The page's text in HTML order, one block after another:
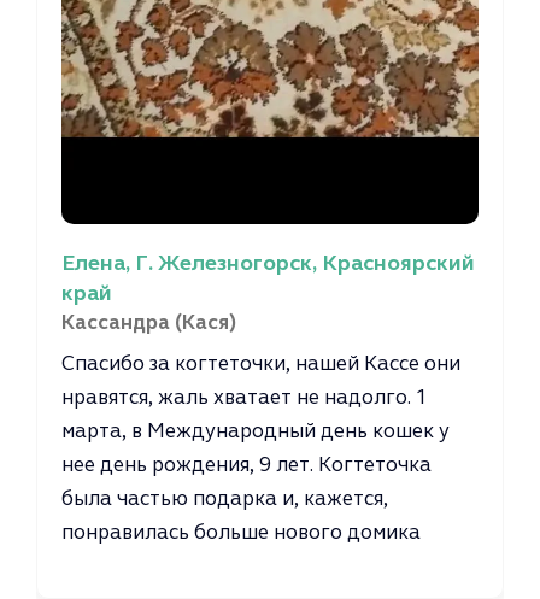
Елена, Г. Железногорск, Красноярский
край
Кассандра (Кася)
Спасибо за когтеточки, нашей Кассе они
нравятся, жаль хватает не надолго. 1
марта, в Международный день кошек у
нее день рождения, 9 лет. Когтеточка
была частью подарка и, кажется,
понравилась больше нового домика